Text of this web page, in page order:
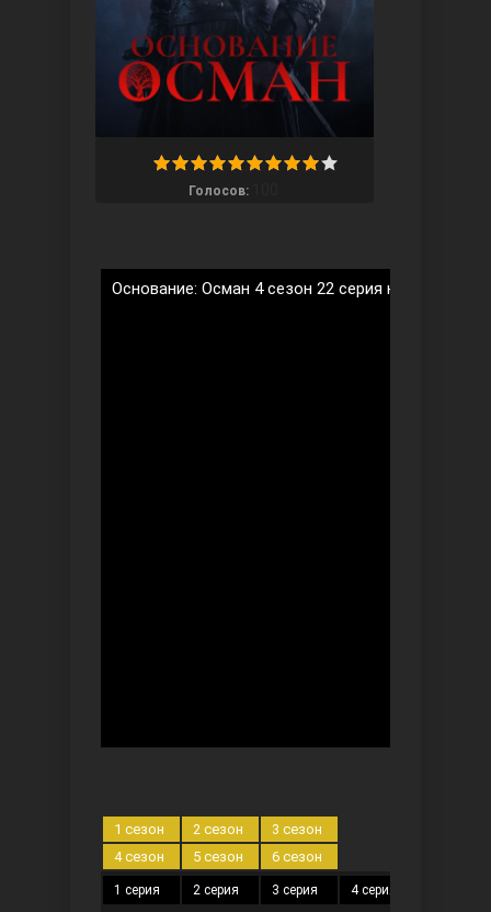
Ты назови
Голосов:
Основание: Осман 4 сезон 22 серия на русском
1 сезон 2 сезон
3 сезон
4 сезон
5 сезон 6 сезон
1 серия 2 серия 3 серия 4 серия